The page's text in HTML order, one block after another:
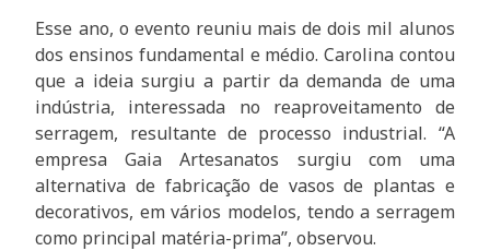
Esse ano, o evento reuniu mais de dois mil alunos
dos ensinos fundamental e médio. Carolina contou
que a ideia surgiu a partir da demanda de uma
indústria, interessada no reaproveitamento de
serragem, resultante de processo industrial. “A
empresa Gaia Artesanatos surgiu com uma
alternativa de fabricação de vasos de plantas e
decorativos, em vários modelos, tendo a serragem
como principal matéria-prima”, observou.